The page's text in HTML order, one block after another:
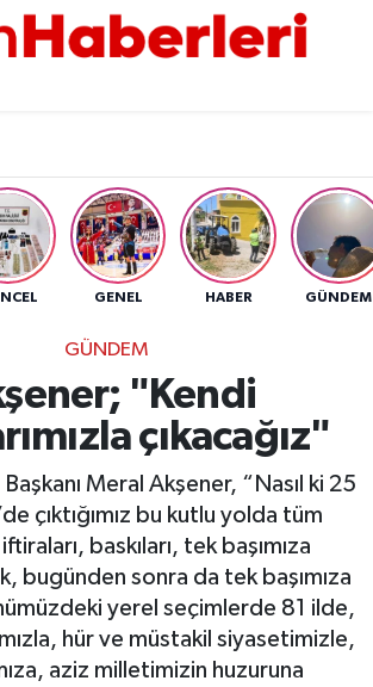
GENEL HABER GÜNDEM
GÜNDEM
"Kendi
çıkacağız"
Meral Akşener, “Nasıl ki 25
çıktığımız bu kutlu yolda tüm
baskıları, tek başımıza
bugünden sonra da tek başımıza
yerel seçimlerde 81 ilde,
hür ve müstakil siyasetimizle,
aziz milletimizin huzuruna
Eczaneler
Durumu
Vakitleri
Yoğunluk Haritası
Durumu ve Fikstür
Haberleri